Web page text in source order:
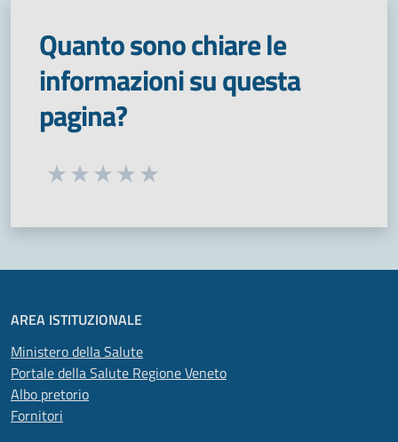
Quanto sono chiare le
informazioni su questa
pagina?
Seleziona una valutazione da 1 a 5 stelle
AREA ISTITUZIONALE
Ministero della Salute
Portale della Salute Regione Veneto
Albo pretorio
Fornitori